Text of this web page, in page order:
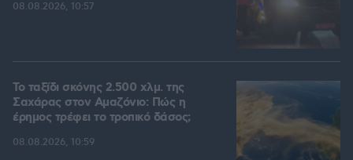
08.08.2026, 10:57
Το ταξίδι σκόνης 2.500 χλμ. της
Σαχάρας στον Αμαζόνιο: Πώς η
έρημος τρέφει το τροπικό δάσος;
08.08.2026, 10:59